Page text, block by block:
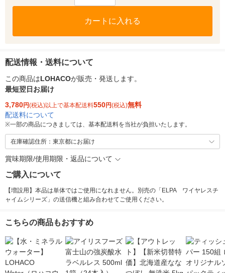
カートに入れる
配送情報・送料について
この商品はLOHACOが販売・発送します。
最短翌日お届け
3,780円(税込)以上で基本配送料550円(税込)無料
配送料について
※一部の商品につきましては、基本配送料を当社が負担いたします。
在庫確認住所：東京都にお届け
賞味期限/使用期限・返品について
ご購入について
【増設用】本品は単体ではご使用になれません。別売の「ELPA ワイヤレスチ
ャイムシリーズ」の送信機と組み合わせてご使用ください。
こちらの商品もおすすめ